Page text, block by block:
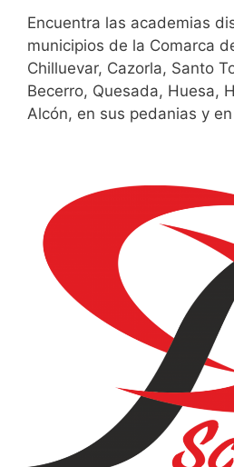
Encuentra las academias
municipios de la Comarca
Chilluevar, Cazorla, Santo
Becerro, Quesada, Huesa,
Alcón, en sus pedanias y